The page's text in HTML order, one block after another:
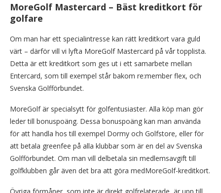
MoreGolf Mastercard – Bäst kreditkort för
golfare
Om man har ett specialintresse kan rätt kreditkort vara guld
värt – därför vill vi lyfta MoreGolf Mastercard på vår topplista.
Detta är ett kreditkort som ges ut i ett samarbete mellan
Entercard, som till exempel står bakom re:member flex, och
Svenska Golfförbundet.
MoreGolf är specialsytt för golfentusiaster. Alla köp man gör
leder till bonuspoäng. Dessa bonuspoäng kan man använda
för att handla hos till exempel Dormy och Golfstore, eller för
att betala greenfee på alla klubbar som är en del av Svenska
Golfförbundet. Om man vill delbetala sin medlemsavgift till
golfklubben går även det bra att göra medMoreGolf-kreditkort.
Övriga förmåner, som inte är direkt golfrelaterade, är upp till